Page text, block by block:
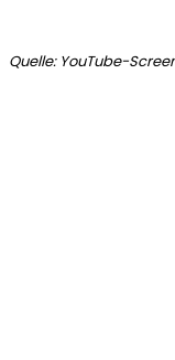
Quelle: YouTube-